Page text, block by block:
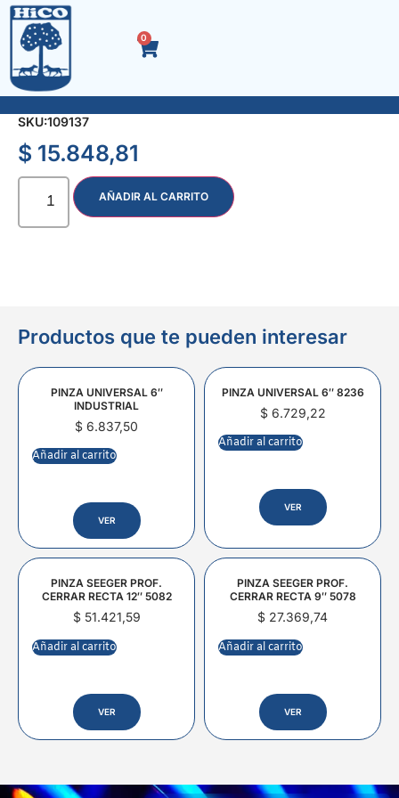
0
SOLDADOR T/PISTOLA P/CER MD-80 30W-100W
SKU:109137
$ 15.848,81
AÑADIR AL CARRITO
Productos que te pueden interesar
PINZA UNIVERSAL 6″
INDUSTRIAL
$ 6.837,50
Añadir al carrito
VER
PINZA UNIVERSAL 6″ 8236
$6.729,22
Añadir al carrito
VER
PINZA SEEGER PROF.
CERRAR RECTA 12″ 5082
$51.421,59
Añadir al carrito
VER
PINZA SEEGER PROF.
CERRAR RECTA 9″ 5078
$ 27.369,74
Añadir al carrito
VER